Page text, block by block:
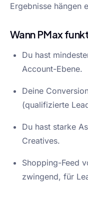
Ergebnisse hängen
Wann PMax
Du hast
Account-Ebene.
Deine
(qualifizierte
Du hast starke
Creatives.
Shopping-Feed
zwingend, für